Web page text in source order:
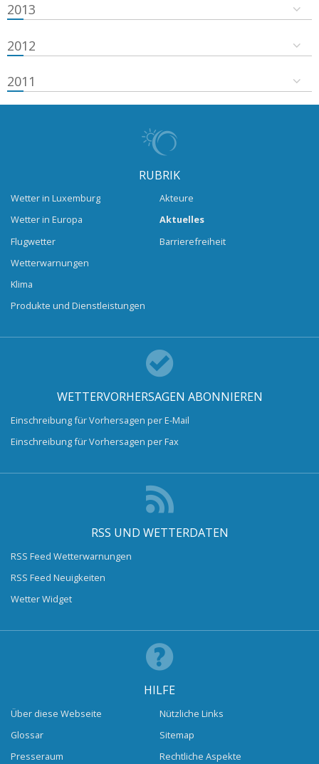
2013
2012
2011
RUBRIK
Wetter in Luxemburg
Wetter in Europa
Flugwetter
Wetterwarnungen
Klima
Produkte und Dienstleistungen
Akteure
Aktuelles
Barrierefreiheit
WETTERVORHERSAGEN ABONNIEREN
Einschreibung für Vorhersagen per E-Mail
Einschreibung für Vorhersagen per Fax
RSS UND WETTERDATEN
RSS Feed Wetterwarnungen
RSS Feed Neuigkeiten
Wetter Widget
HILFE
Über diese Webseite
Glossar
Presseraum
Nützliche Links
Sitemap
Rechtliche Aspekte